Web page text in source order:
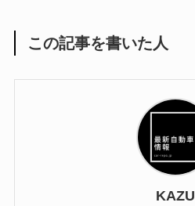
この記事を書いた人
KAZU